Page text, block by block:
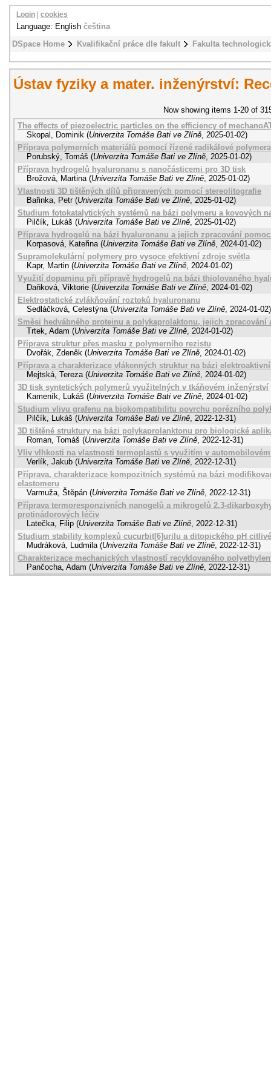
DSpace Home Kvalifikační práce dle fakult Fakulta
Login cookies
Language: English čeština
Ústav fyziky a mater. inženýrství:
Now showing items 1-20 of
The effects of piezoelectric particles on the efficiency of
Skopal, Dominik (Univerzita Tomáše Bati ve Zlíně, 2025-01-02)
Příprava polymerních materiálů pomocí řízené radikálové
Porubský, Tomáš (Univerzita Tomáše Bati ve Zlíně, 2025-01-02)
Příprava hydrogelů hyaluronanu s nanočásticemi pro 3D tisk
Brožová, Martina (Univerzita Tomáše Bati ve Zlíně, 2025-01-02)
Vlastnosti 3D tištěných dílů připravených pomocí stereolitografie
Bařinka, Petr (Univerzita Tomáše Bati ve Zlíně, 2025-01-02)
Studium fotokatalytických systémů na bázi polymeru a kovových
Pilčík, Lukáš (Univerzita Tomáše Bati ve Zlíně, 2025-01-02)
Příprava hydrogelů na bázi hyaluronanu a jejich zpracování
Korpasová, Kateřina (Univerzita Tomáše Bati ve Zlíně, 2024-01-02)
Supramolekulární polymery pro vysoce efektivní zdroje světla
Kapr, Martin (Univerzita Tomáše Bati ve Zlíně, 2024-01-02)
Využití dopaminu při přípravě hydrogelů na bázi thiolovaného
Daňková, Viktorie (Univerzita Tomáše Bati ve Zlíně, 2024-01-02)
Elektrostatické zvlákňování roztoků hyaluronanu
Sedláčková, Celestýna (Univerzita Tomáše Bati ve Zlíně, 2024-01-02)
Směsi hedvábného proteinu a polykaprolaktonu, jejich zpracování
Trtek, Adam (Univerzita Tomáše Bati ve Zlíně, 2024-01-02)
Příprava struktur přes masku z polymerního rezistu
Dvořák, Zdeněk (Univerzita Tomáše Bati ve Zlíně, 2024-01-02)
Příprava a charakterizace vlákenných struktur na bázi
Mejtská, Tereza (Univerzita Tomáše Bati ve Zlíně, 2024-01-02)
3D tisk syntetických polymerů využitelných v tkáňovém inženýrství
Kameník, Lukáš (Univerzita Tomáše Bati ve Zlíně, 2024-01-02)
Studium vlivu grafenu na biokompatibilitu povrchu porézního
Pilčík, Lukáš (Univerzita Tomáše Bati ve Zlíně, 2022-12-31)
3D tištěné struktury na bázi polykaprolanktonu pro biologické
Roman, Tomáš (Univerzita Tomáše Bati ve Zlíně, 2022-12-31)
Vliv vlhkosti na vlastnosti termoplastů s využitím v
Verlík, Jakub (Univerzita Tomáše Bati ve Zlíně, 2022-12-31)
Příprava, charakterizace kompozitních systémů na bázi
elastomeru
Varmuža, Štěpán (Univerzita Tomáše Bati ve Zlíně, 2022-12-31)
Příprava termoresponzivních nanogelů a mikrogelů 2,3-
protinádorových léčiv
Latečka, Filip (Univerzita Tomáše Bati ve Zlíně, 2022-12-31)
Studium stability komplexů cucurbit[6]urilu a ditopického pH
Mudráková, Ludmila (Univerzita Tomáše Bati ve Zlíně, 2022-12-31)
Charakterizace mechanických vlastností recyklovaného
Pančocha, Adam (Univerzita Tomáše Bati ve Zlíně, 2022-12-31)